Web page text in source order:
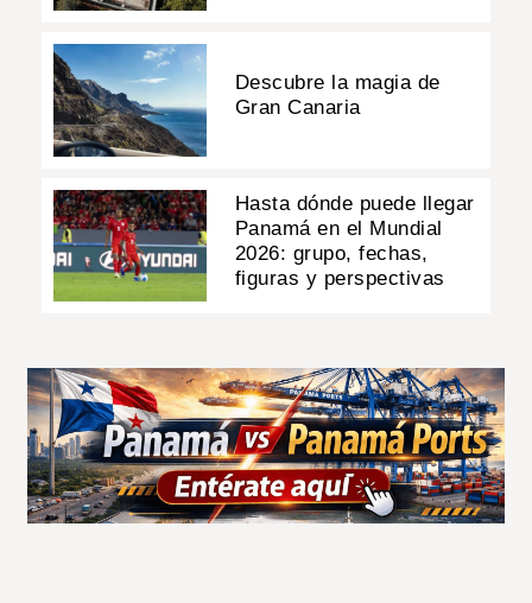
Descubre la magia de
Gran Canaria
Hasta dónde puede llegar
Panamá en el Mundial
2026: grupo, fechas,
figuras y perspectivas